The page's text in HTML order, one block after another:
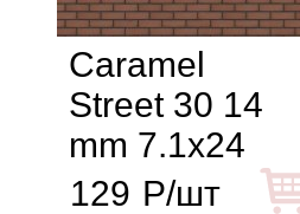
Caramel
Street 30 14
mm 7.1x24
129 Р/шт